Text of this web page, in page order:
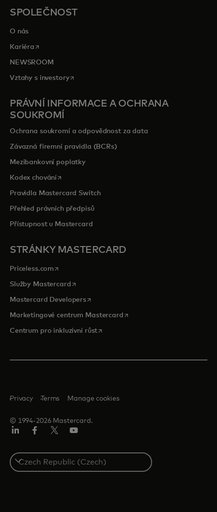
SPOLEČNOST
O nás
Kariéra opens in a new tab
NEWSROOM
Vztahy s investoryopens in a new tab
PRÁVNÍ INFORMACE A OCHRANA
SOUKROMÍ
Ochrana soukromí a odpovědnost za data
Závazná firemní pravidla (BCRs)
Mezibankovní poplatky
Kodex chováníopens in a new tab
Pravidla Mastercard Switch
Přehled právních předpisů
Přístupnost u Mastercard
STRÁNKY MASTERCARD
Priceless.com opens in a new tab
Služby Mastercardopens in a new tab
Mastercard Developersopens in a new tab
Marketingové centrum Mastercardopens in a new tab
Centrum pro inkluzivní růstopens in a new tab
© 1994-2026 Mastercard.
Privacy Terms Manage cookies
Select
a
country